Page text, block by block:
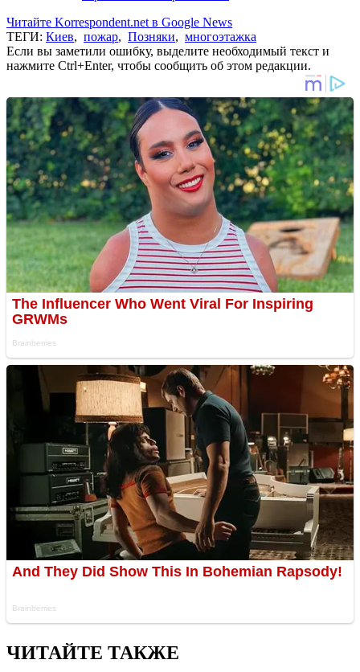
Читайте Korrespondent.net в Google News
ТЕГИ: Киев, пожар, Позняки, многоэтажка
Если вы заметили ошибку, выделите необходимый текст и
нажмите Ctrl+Enter, чтобы сообщить об этом редакции.
ЧИТАЙТЕ ТАКЖЕ